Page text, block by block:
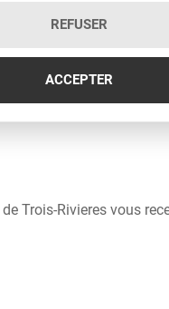
Trois-Rivieres vous
REFUSER
ACCEPTER